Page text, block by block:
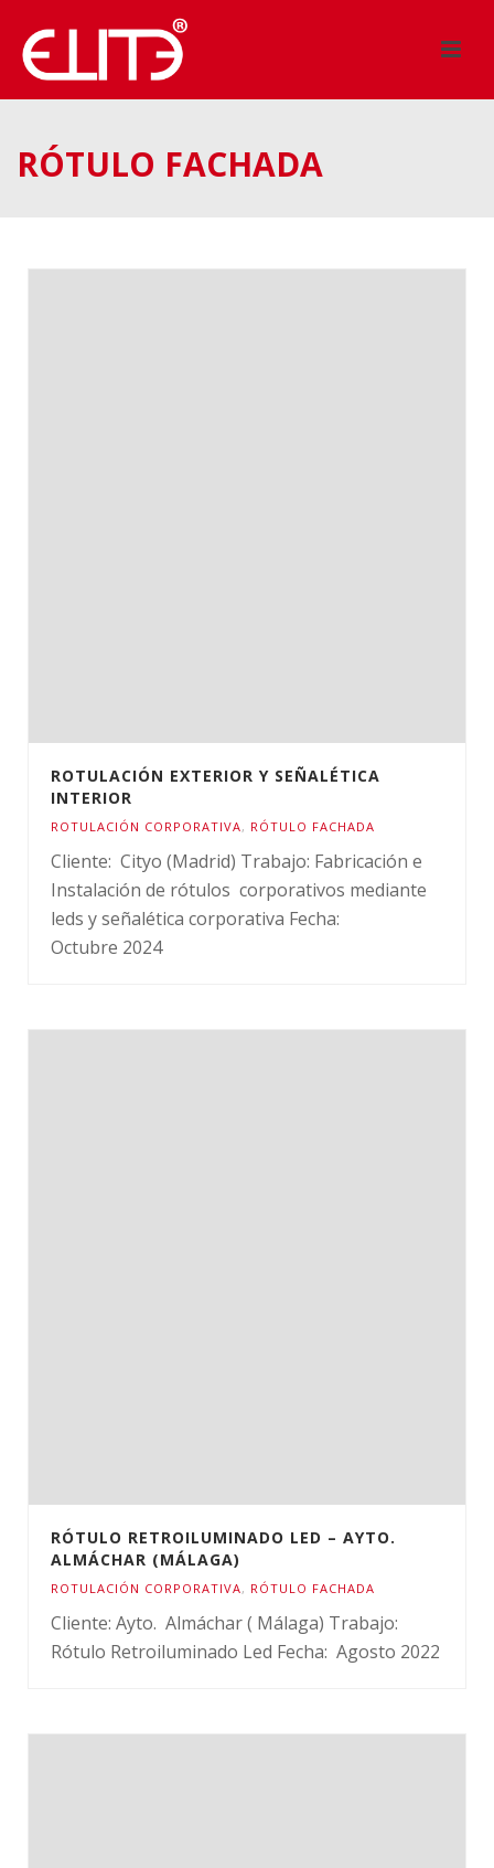
RÓTULO FACHADA
ROTULACIÓN EXTERIOR Y SEÑALÉTICA
INTERIOR
ROTULACIÓN CORPORATIVA, RÓTULO FACHADA
Cliente: Cityo (Madrid) Trabajo: Fabricación e
Instalación de rótulos corporativos mediante
leds y señalética corporativa Fecha:
Octubre 2024
RÓTULO RETROILUMINADO LED – AYTO.
ALMÁCHAR (MÁLAGA)
ROTULACIÓN CORPORATIVA, RÓTULO FACHADA
Cliente: Ayto. Almáchar ( Málaga) Trabajo:
Rótulo Retroiluminado Led Fecha: Agosto 2022